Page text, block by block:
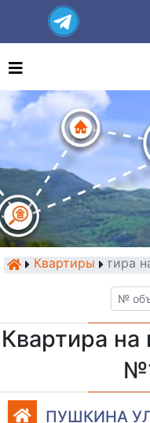
КвартирыКвартира
Квартира
ПУШКИНА